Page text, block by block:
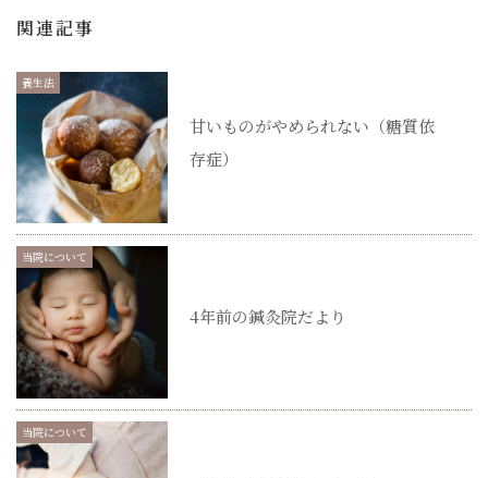
関連記事
養生法
甘いものがやめられない（糖質依
存症）
当院について
4年前の鍼灸院だより
当院について